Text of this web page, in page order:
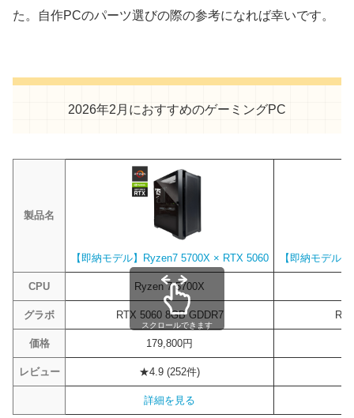
た。自作PCのパーツ選びの際の参考になれば幸いです。
2026年2月におすすめのゲーミングPC
製品名
【即納モデル】Ryzen7 5700X × RTX 5060 【即納モデル
CPU Ryzen 7 5700X
グラボ RTX 5060 8GB GDDR7
価格 179,800円
レビュー ★4.9 (252件)
詳細を見る
スクロールできます